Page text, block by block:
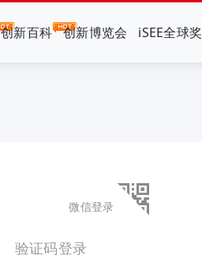
创新百科 创新博览会 iSEE全球奖
微信登录
验证码登录